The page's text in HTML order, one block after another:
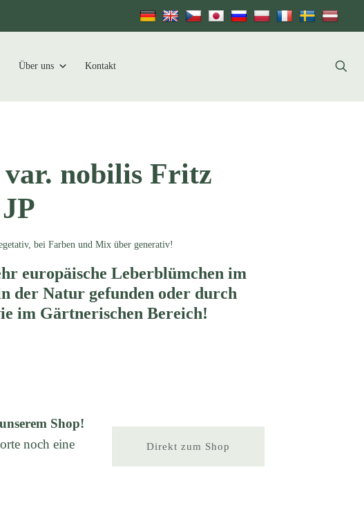
Über uns Kontakt
nobilis Fritz
bei Farben und Mix über generativ!
europäische Leberblümchen im
der Natur gefunden oder durch
im Gärtnerischen Bereich!
unserem Shop!
noch eine
Direkt zum Shop